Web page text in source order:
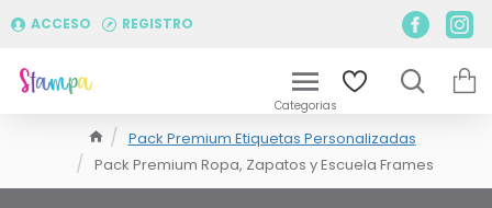
ACCESO REGISTRO
Pack Premium Etiquetas Personalizadas
Pack Premium Ropa, Zapatos y Escuela Frames